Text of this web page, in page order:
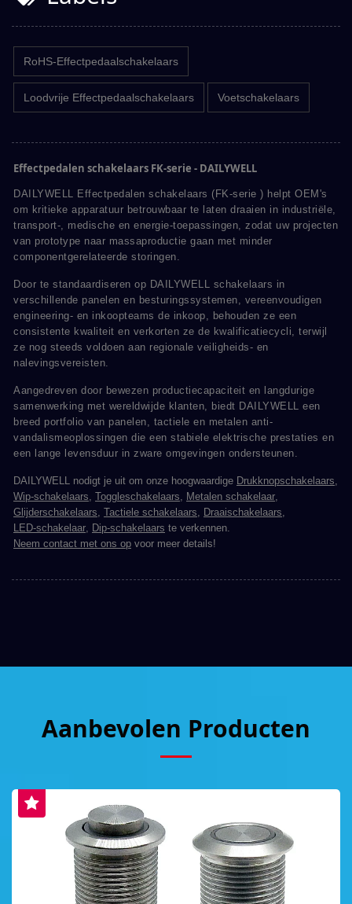
RoHS-Effectpedaalschakelaars
Loodvrije Effectpedaalschakelaars Voetschakelaars
Effectpedalen schakelaars FK-serie - DAILYWELL
DAILYWELL Effectpedalen schakelaars (FK-serie ) helpt OEM's
om kritieke apparatuur betrouwbaar te laten draaien in industriële,
transport-, medische en energie-toepassingen, zodat uw projecten
van prototype naar massaproductie gaan met minder
componentgerelateerde storingen.
Door te standaardiseren op DAILYWELL schakelaars in
verschillende panelen en besturingssystemen, vereenvoudigen
engineering- en inkoopteams de inkoop, behouden ze een
consistente kwaliteit en verkorten ze de kwalificatiecycli, terwijl
ze nog steeds voldoen aan regionale veiligheids- en
nalevingsvereisten.
Aangedreven door bewezen productiecapaciteit en langdurige
samenwerking met wereldwijde klanten, biedt DAILYWELL een
breed portfolio van panelen, tactiele en metalen anti-
vandalismeoplossingen die een stabiele elektrische prestaties en
een lange levensduur in zware omgevingen ondersteunen.
DAILYWELL nodigt je uit om onze hoogwaardige Drukknopschakelaars,
Wip-schakelaars, Toggleschakelaars, Metalen schakelaar,
Glijderschakelaars, Tactiele schakelaars, Draaischakelaars,
LED-schakelaar, Dip-schakelaars te verkennen.
Neem contact met ons op voor meer details!
Aanbevolen Producten